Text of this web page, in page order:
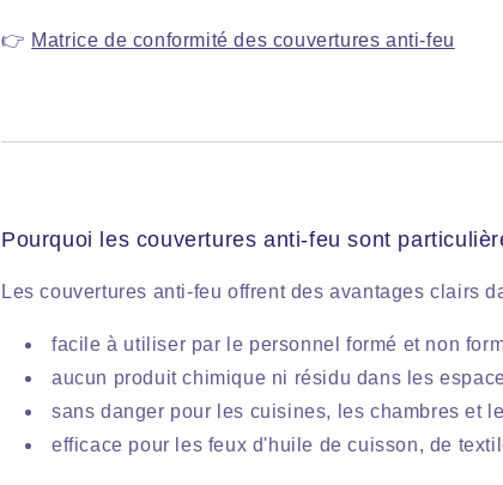
👉 Matrice de conformité des couvertures anti-feu
Pourquoi les couvertures anti-feu sont
Les couvertures anti-feu offrent des avantages clairs
facile à utiliser par le personnel formé et non
aucun produit chimique ni résidu dans les
sans danger pour les cuisines, les chambres et
efficace pour les feux d'huile de cuisson, de